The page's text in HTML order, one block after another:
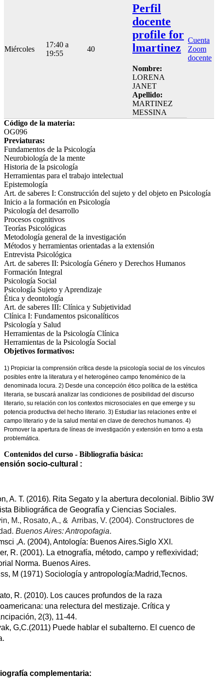
Miércoles
17:40 a
19:55
40
Perfil
docente
profile for
lmartinez
Nombre:
LORENA
JANET
Apellido:
MARTINEZ
MESSINA
Cuenta
Zoom
docente
Código de la materia:
OG096
Previaturas:
Fundamentos de la Psicología
Neurobiología de la mente
Historia de la psicología
Herramientas para el trabajo intelectual
Epistemología
Art. de saberes I: Construcción del sujeto y del objeto en Psicología
Inicio a la formación en Psicología
Psicología del desarrollo
Procesos cognitivos
Teorías Psicológicas
Metodología general de la investigación
Métodos y herramientas orientadas a la extensión
Entrevista Psicológica
Art. de saberes II: Psicología Género y Derechos Humanos
Formación Integral
Psicología Social
Psicología Sujeto y Aprendizaje
Ética y deontología
Art. de saberes III: Clínica y Subjetividad
Clínica I: Fundamentos psiconalíticos
Psicología y Salud
Herramientas de la Psicología Clínica
Herramientas de la Psicología Social
Objetivos formativos:
1) Propiciar la comprensión crítica desde la psicología social de los vínculos
posibles entre la literatura y el heterogéneo campo fenoménico de la
denominada locura. 2) Desde una concepción ético política de la estética
literaria, se buscará analizar las condiciones de posibilidad del discurso
literario, su relación con los contextos microsociales en que emerge y su
potencia productiva del hecho literario. 3) Estudiar las relaciones entre el
campo literario y de la salud mental en clave de derechos humanos. 4)
Promover la apertura de líneas de investigación y extensión en torno a esta
problemática.
Contenidos del curso - Bibliografía básica:
nsión socio-cultural :
A. T. (2016). Rita Segato y la abertura decolonial. Biblio 3W
Bibliográfica de Geografía y Ciencias Sociales.
M., Rosato, A., &  Arribas, V. (2004). Constructores de
Buenos Aires: Antropofagia.
,A. (2004), Antología: Buenos Aires.Siglo XXI.
R. (2001). La etnografía, método, campo y reflexividad;
Norma. Buenos Aires.
M (1971) Sociología y antropología:Madrid,Tecnos.
R. (2010). Los cauces profundos de la raza
una relectura del mestizaje. Crítica y
2(3), 11-44.
G,C.(2011) Puede hablar el subalterno. El cuenco de
complementaria: